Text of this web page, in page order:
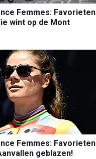
Femmes: Favorieten
wint op de Mont
Femmes: Favorieten
geblazen!